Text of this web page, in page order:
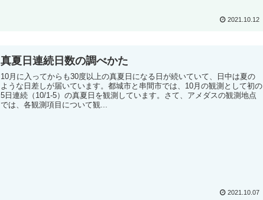
2021.10.12
真夏日連続日数の調べかた
10月に入ってからも30度以上の真夏日になる日が続いていて、日中は夏の
ような日差しが届いています。都城市と串間市では、10月の観測として初の
5日連続（10/1-5）の真夏日を観測しています。さて、アメダスの観測地点
では、各観測項目について観...
2021.10.07